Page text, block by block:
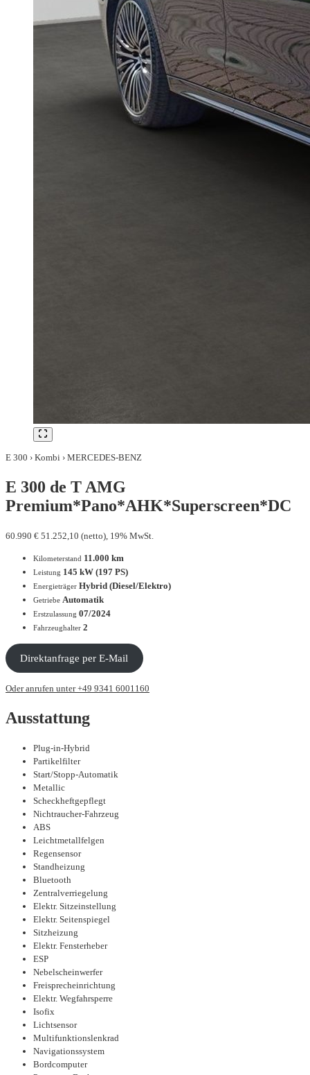
E 300 › Kombi › MERCEDES-BENZ
E 300 de T AMG
Premium*Pano*AHK*Superscreen*DC
60.990 € 51.252,10 (netto), 19% MwSt.
Kilometerstand 11.000 km
Leistung 145 kW (197 PS)
Energieträger Hybrid (Diesel/Elektro)
Getriebe Automatik
Erstzulassung 07/2024
Fahrzeughalter 2
Direktanfrage per E-Mail
Oder anrufen unter +49 9341 6001160
Ausstattung
Plug-in-Hybrid
Partikelfilter
Start/Stopp-Automatik
Metallic
Scheckheftgepflegt
Nichtraucher-Fahrzeug
ABS
Leichtmetallfelgen
Regensensor
Standheizung
Bluetooth
Zentralverriegelung
Elektr. Sitzeinstellung
Elektr. Seitenspiegel
Sitzheizung
Elektr. Fensterheber
ESP
Nebelscheinwerfer
Freisprecheinrichtung
Elektr. Wegfahrsperre
Isofix
Lichtsensor
Multifunktionslenkrad
Navigationssystem
Bordcomputer